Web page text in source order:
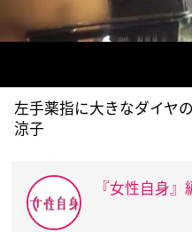
左手薬指に大きなダイヤ
涼子
『女性自身』